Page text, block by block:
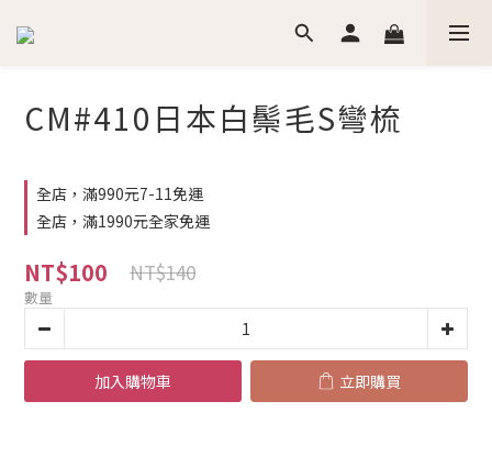
CM#410日本白鬃毛S彎梳
全店，滿990元7-11免運
全店，滿1990元全家免運
NT$100 NT$140
數量
加入購物車 立即購買